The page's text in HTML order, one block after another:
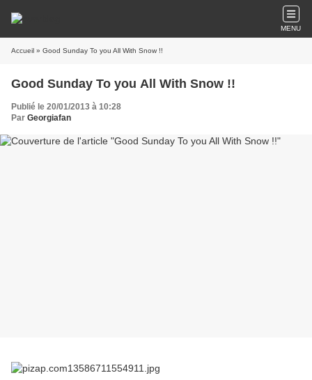
MENU
Accueil » Good Sunday To you All With Snow !!
Good Sunday To you All With Snow !!
Publié le 20/01/2013 à 10:28
Par Georgiafan